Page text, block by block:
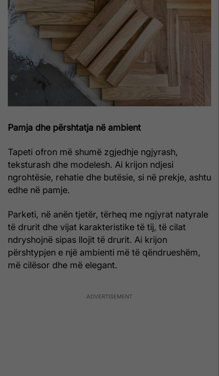
Pamja dhe përshtatja në ambient
Tapeti ofron më shumë zgjedhje ngjyrash,
teksturash dhe modelesh. Ai krijon ndjesi
ngrohtësie, rehatie dhe butësie, si në prekje, ashtu
edhe në pamje.
Parketi, në anën tjetër, tërheq me ngjyrat natyrale
të drurit dhe vijat karakteristike të tij, të cilat
ndryshojnë sipas llojit të drurit. Ai krijon
përshtypjen e një ambienti më të qëndrueshëm,
më cilësor dhe më elegant.